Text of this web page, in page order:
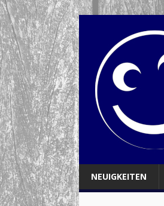
NEUIGKEITEN